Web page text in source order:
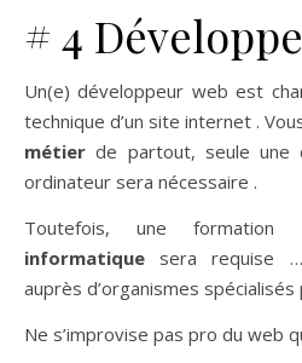
# 4
Un(e) développeur web est
technique d’un site internet .
métier de partout, seule une
ordinateur sera nécessaire .
Toutefois, une formation
informatique sera requise …
auprès d’organismes
Ne s’improvise pas pro du web